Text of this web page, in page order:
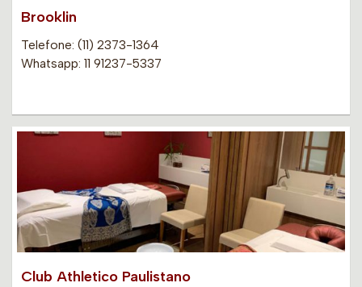
Brooklin
Telefone: (11) 2373-1364
Whatsapp: 11 91237-5337
Club Athletico Paulistano